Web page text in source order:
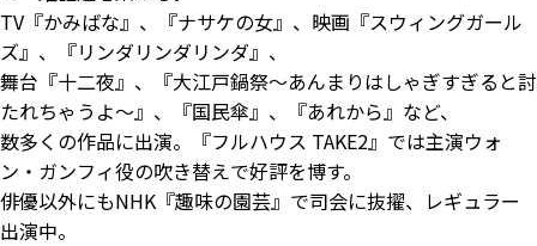
TV『かみばな』、『ナサケの女』、映画『スウィングガール
ズ』、『リンダリンダリンダ』、
舞台『十二夜』、『大江戸鍋祭～あんまりはしゃぎすぎると討
たれちゃうよ～』、『国民傘』、『あれから』など、
数多くの作品に出演。『フルハウス TAKE2』では主演ウォ
ン・ガンフィ役の吹き替えで好評を博す。
俳優以外にもNHK『趣味の園芸』で司会に抜擢、レギュラー
出演中。